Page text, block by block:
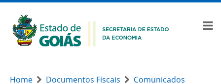
Home Documentos Fiscais
Comunicados